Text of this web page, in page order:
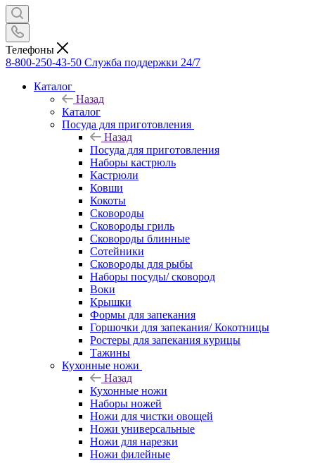
Телефоны
8-800-250-43-50 Служба поддержки 24/7
Каталог
Назад
Каталог
Посуда для приготовления
Назад
Посуда для приготовления
Наборы кастрюль
Кастрюли
Ковши
Кокоты
Сковороды
Сковороды гриль
Сковороды блинные
Сотейники
Сковороды для рыбы
Наборы посуды/ сковород
Воки
Крышки
Формы для запекания
Горшочки для запекания/ Кокотницы
Ростеры для запекания курицы
Тажины
Кухонные ножи
Назад
Кухонные ножи
Наборы ножей
Ножи для чистки овощей
Ножи универсальные
Ножи для нарезки
Ножи филейные